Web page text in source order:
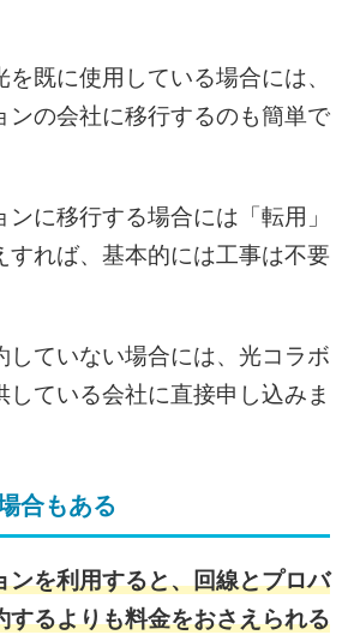
既に使用している場合には、
ンの会社に移行するのも簡単で
に移行する場合には「転用」
すれば、基本的には工事は不要
していない場合には、光コラボ
している会社に直接申し込みま
合もある
ンを利用すると、回線とプロバ
するよりも料金をおさえられる